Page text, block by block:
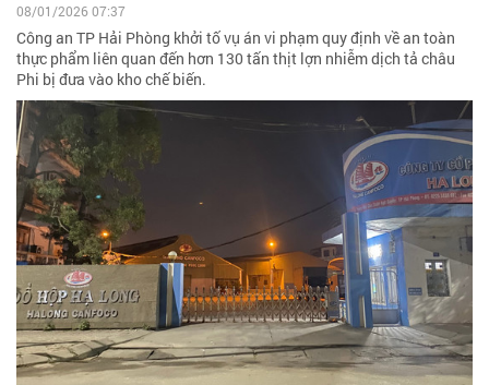
08/01/2026 07:37
Công an TP Hải Phòng khởi tố vụ án vi phạm quy định về an toàn
thực phẩm liên quan đến hơn 130 tấn thịt lợn nhiễm dịch tả châu
Phi bị đưa vào kho chế biến.